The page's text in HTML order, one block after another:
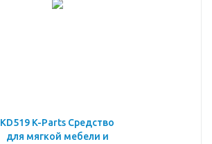
KD519 K-Parts Средство
для мягкой мебели и